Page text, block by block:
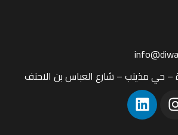
– حي مذينب – شارع العباس بن الاحنف
I
n
s
L
i
n